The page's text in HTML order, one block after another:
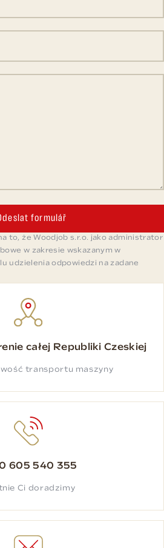
formulář
to, że Woodjob s.r.o. jako administrator
w zakresie wskazanym w
udzielenia odpowiedzi na zadane
całej Republiki Czeskiej
transportu maszyny
605 540 355
Ci doradzimy